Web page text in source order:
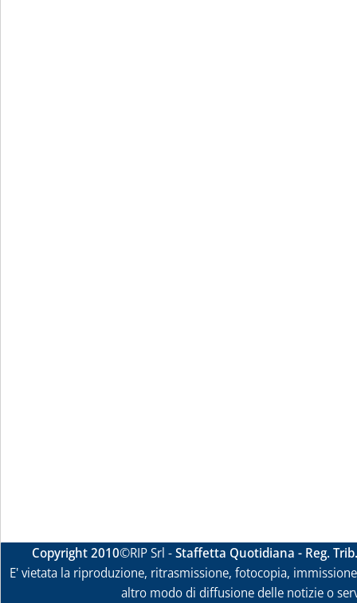
Copyright 2010©RIP Srl -Staffetta Quotidiana - Reg.
E' vietata la riproduzione, ritrasmissione, fotocopia,
altro modo di diffusione delle notizie o